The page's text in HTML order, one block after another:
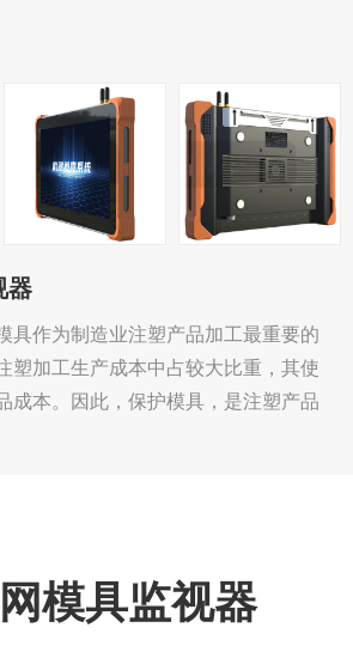
器
具作为制造业注塑产品加工最重要的
塑加工生产成本中占较大比重，其使
成本。因此，保护模具，是注塑产品
模具监视器